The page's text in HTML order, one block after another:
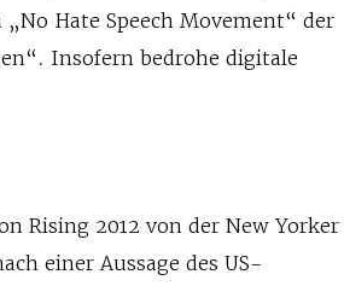
Hate Speech Movement“ der
Insofern bedrohe digitale
Rising 2012 von der New Yorker
einer Aussage des US-